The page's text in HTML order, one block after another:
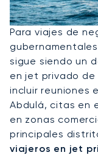
Alquile Un
Para viajes de
sigue siendo un
en jet privado de
incluir reuniones
Abdulá, citas en
en zonas
principales
viajeros en jet